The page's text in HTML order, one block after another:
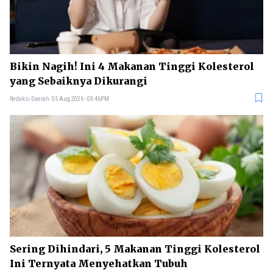
Bikin Nagih! Ini 4 Makanan Tinggi Kolesterol
yang Sebaiknya Dikurangi
Redaksi Daerah 05 Aug 2026 - 03:46PM
Sering Dihindari, 5 Makanan Tinggi Kolesterol
Ini Ternyata Menyehatkan Tubuh